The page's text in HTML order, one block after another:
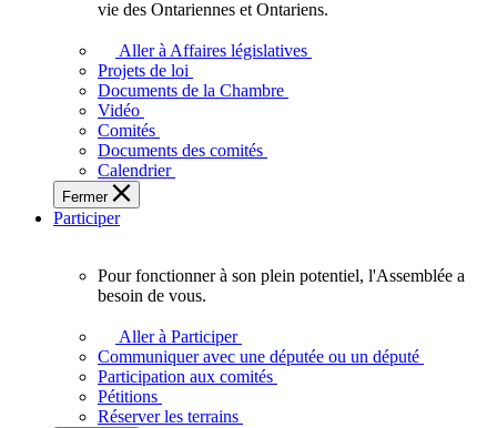
L'Assemblée
adopte
touchent
des
Ontariennes
et
vie des Ontariennes et Ontariens.
Aller à Affaires législatives
Projets de loi
Documents de la Chambre
Vidéo
Comités
Documents des comités
Calendrier
Fermer
Participer
plein
potentiel,
l'Assemblée
Pour fonctionner à son plein potentiel, l'Assemblée a
besoin de vous.
Aller à Participer
Communiquer avec une députée ou un député
Participation aux comités
Pétitions
Réserver les terrains